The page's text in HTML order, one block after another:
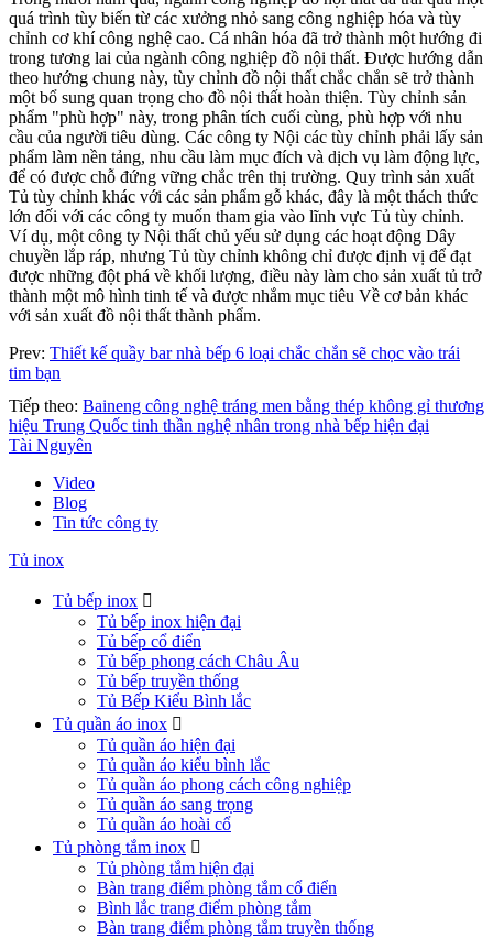
quá trình tùy biến từ các xưởng nhỏ sang công nghiệp hóa và tùy
chỉnh cơ khí công nghệ cao. Cá nhân hóa đã trở thành một hướng đi
trong tương lai của ngành công nghiệp đồ nội thất. Được hướng dẫn
theo hướng chung này, tùy chỉnh đồ nội thất chắc chắn sẽ trở thành
một bổ sung quan trọng cho đồ nội thất hoàn thiện. Tùy chỉnh sản
phẩm "phù hợp" này, trong phân tích cuối cùng, phù hợp với nhu
cầu của người tiêu dùng. Các công ty Nội các tùy chỉnh phải lấy sản
phẩm làm nền tảng, nhu cầu làm mục đích và dịch vụ làm động lực,
để có được chỗ đứng vững chắc trên thị trường. Quy trình sản xuất
Tủ tùy chỉnh khác với các sản phẩm gỗ khác, đây là một thách thức
lớn đối với các công ty muốn tham gia vào lĩnh vực Tủ tùy chỉnh.
Ví dụ, một công ty Nội thất chủ yếu sử dụng các hoạt động Dây
chuyền lắp ráp, nhưng Tủ tùy chỉnh không chỉ được định vị để đạt
được những đột phá về khối lượng, điều này làm cho sản xuất tủ trở
thành một mô hình tinh tế và được nhắm mục tiêu Về cơ bản khác
với sản xuất đồ nội thất thành phẩm.
Prev: Thiết kế quầy bar nhà bếp 6 loại chắc chắn sẽ chọc vào trái
tim bạn
Tiếp theo: Baineng công nghệ tráng men bằng thép không gỉ thương
hiệu Trung Quốc tinh thần nghệ nhân trong nhà bếp hiện đại
Tài Nguyên
Video
Blog
Tin tức công ty
Tủ inox
Tủ bếp inox 
Tủ bếp inox hiện đại
Tủ bếp cổ điển
Tủ bếp phong cách Châu Âu
Tủ bếp truyền thống
Tủ Bếp Kiểu Bình lắc
Tủ quần áo inox 
Tủ quần áo hiện đại
Tủ quần áo kiểu bình lắc
Tủ quần áo phong cách công nghiệp
Tủ quần áo sang trọng
Tủ quần áo hoài cổ
Tủ phòng tắm inox 
Tủ phòng tắm hiện đại
Bàn trang điểm phòng tắm cổ điển
Bình lắc trang điểm phòng tắm
Bàn trang điểm phòng tắm truyền thống